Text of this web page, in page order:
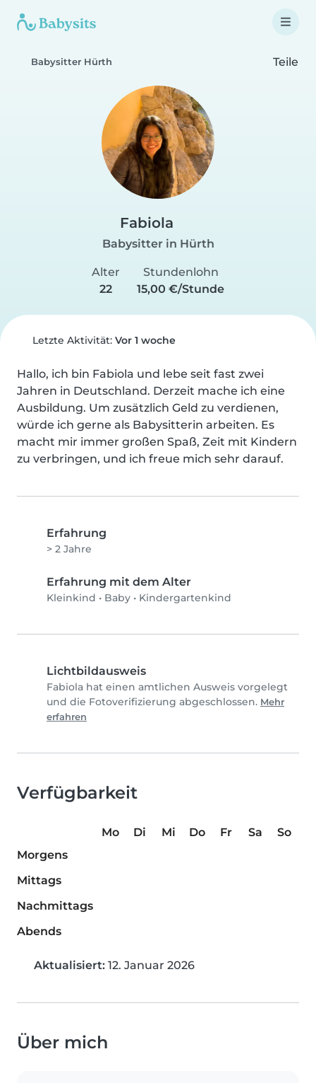
Babysitter Hürth Teile
Fabiola
Babysitter in Hürth
Alter
22
Stundenlohn
15,00 €/Stunde
Letzte Aktivität: Vor 1 woche
Hallo, ich bin Fabiola und lebe seit fast zwei
Jahren in Deutschland. Derzeit mache ich eine
Ausbildung. Um zusätzlich Geld zu verdienen,
würde ich gerne als Babysitterin arbeiten. Es
macht mir immer großen Spaß, Zeit mit Kindern
zu verbringen, und ich freue mich sehr darauf.
Erfahrung
> 2 Jahre
Erfahrung mit dem Alter
Kleinkind • Baby • Kindergartenkind
Lichtbildausweis
Fabiola hat einen amtlichen Ausweis vorgelegt
und die Fotoverifizierung abgeschlossen. Mehr
erfahren
Verfügbarkeit
Mo Di Mi Do Fr Sa
So
Morgens
Mittags
Nachmittags
Abends
Aktualisiert: 12. Januar 2026
Über mich